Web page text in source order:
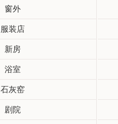
窗外
服装店
新房
浴室
石灰窑
剧院